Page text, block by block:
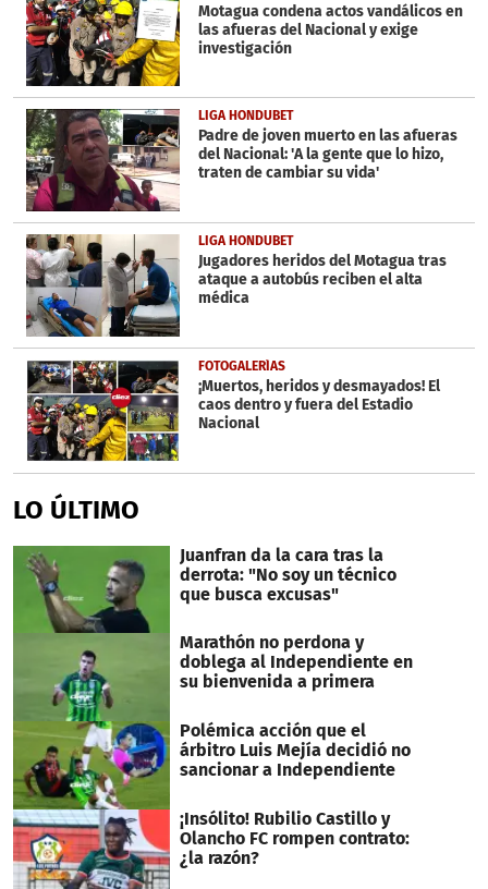
Motagua condena actos vandálicos en
las afueras del Nacional y exige
investigación
LIGA HONDUBET
Padre de joven muerto en las afueras
del Nacional: 'A la gente que lo hizo,
traten de cambiar su vida'
LIGA HONDUBET
Jugadores heridos del Motagua tras
ataque a autobús reciben el alta
médica
FOTOGALERÍAS
¡Muertos, heridos y desmayados! El
caos dentro y fuera del Estadio
Nacional
LO ÚLTIMO
Juanfran da la cara tras la
derrota: "No soy un técnico
que busca excusas"
Marathón no perdona y
doblega al Independiente en
su bienvenida a primera
Polémica acción que el
árbitro Luis Mejía decidió no
sancionar a Independiente
¡Insólito! Rubilio Castillo y
Olancho FC rompen contrato:
¿la razón?